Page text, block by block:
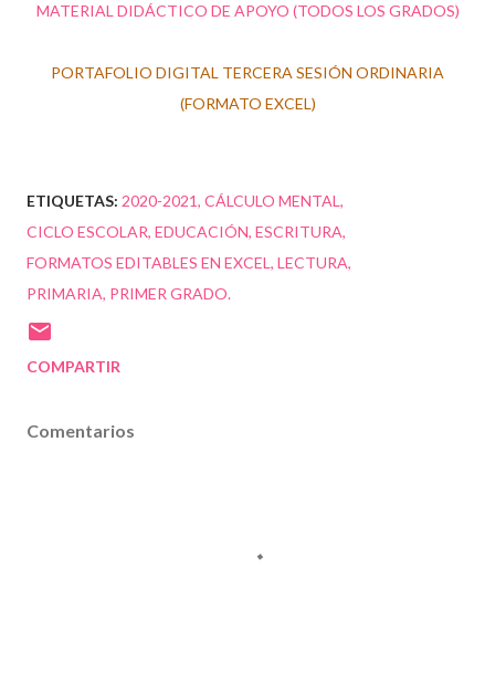
MATERIAL DIDÁCTICO DE APOYO (TODOS LOS GRADOS)
PORTAFOLIO DIGITAL TERCERA SESIÓN ORDINARIA
(FORMATO EXCEL)
ETIQUETAS: 2020-2021 CÁLCULO MENTAL
CICLO ESCOLAR EDUCACIÓN ESCRITURA
FORMATOS EDITABLES EN EXCEL LECTURA
PRIMARIA PRIMER GRADO.
COMPARTIR
Comentarios